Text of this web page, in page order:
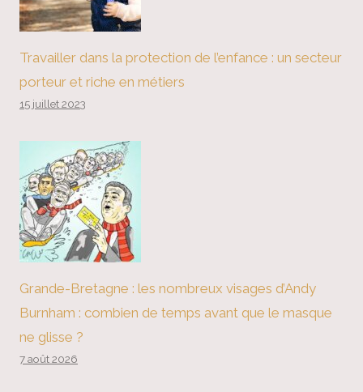
Travailler dans la protection de l’enfance : un secteur
porteur et riche en métiers
15 juillet 2023
Grande-Bretagne : les nombreux visages d’Andy
Burnham : combien de temps avant que le masque
ne glisse ?
7 août 2026